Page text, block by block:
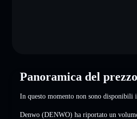
Panoramica del
In questo momento non sono disponibili
Denwo (DENWO) ha riportato un